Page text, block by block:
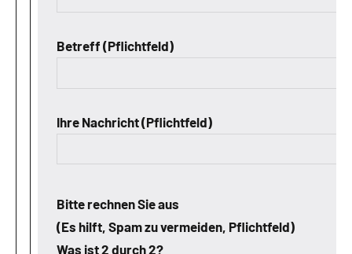
Betreff (Pflichtfeld)
Ihre Nachricht (Pflichtfeld)
Bitte rechnen Sie aus
(Es hilft, Spam zu vermeiden, Pflichtfeld)
Was ist 2 durch 2?